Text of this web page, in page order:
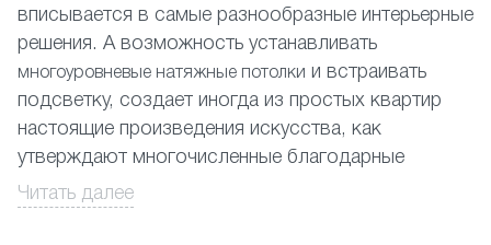
вписывается в самые разнообразные интерьерные
решения. А возможность устанавливать
многоуровневые натяжные потолки и встраивать
подсветку, создает иногда из простых квартир
настоящие произведения искусства, как
утверждают многочисленные благодарные
отзывы. На сегодняшний день производство
Читать далее